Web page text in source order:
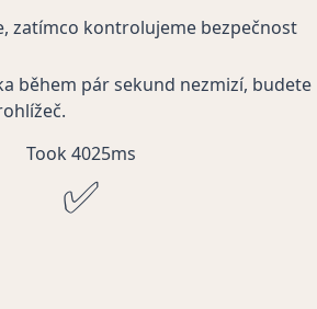
zatímco kontrolujeme bezpečnost
během pár sekund nezmizí, budete
Took 4025ms
✅